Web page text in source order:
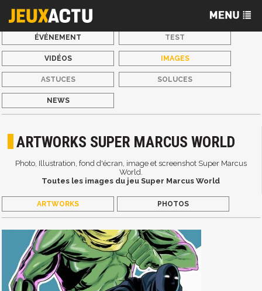
ÉVÉNEMENT TEST
VIDÉOS IMAGES
ASTUCES SOLUCES
NEWS
ARTWORKS SUPER MARCUS WORLD
Photo, Illustration, fond d'écran, image et screenshot Super Marcus
World.
Toutes les images du jeu Super Marcus World
ARTWORKS PHOTOS